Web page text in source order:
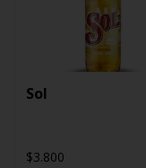
Sol
$3.800